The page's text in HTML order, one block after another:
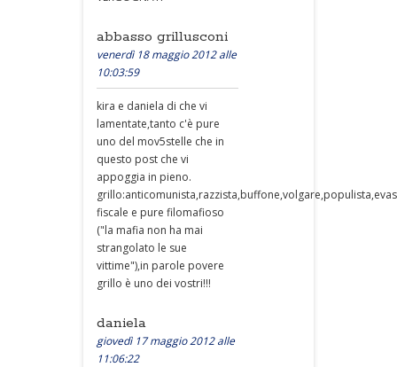
abbasso grillusconi
venerdì 18 maggio 2012 alle
10:03:59
kira e daniela di che vi
lamentate,tanto c'è pure
uno del mov5stelle che in
questo post che vi
appoggia in pieno.
fiscale e pure filomafioso
("la mafia non ha mai
strangolato le sue
vittime"),in parole povere
grillo è uno dei vostri!!!
daniela
giovedì 17 maggio 2012 alle
11:06:22